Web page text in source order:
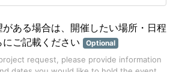
ある場合は、開催したい場所・日程
ご記載ください
Optional
request, please provide information